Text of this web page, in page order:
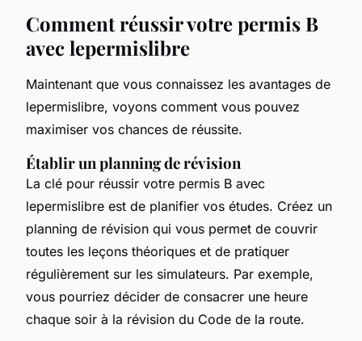
Comment réussir votre permis B
avec lepermislibre
Maintenant que vous connaissez les avantages de
lepermislibre, voyons comment vous pouvez
maximiser vos chances de réussite.
Établir un planning de révision
La clé pour réussir votre permis B avec
lepermislibre est de planifier vos études. Créez un
planning de révision qui vous permet de couvrir
toutes les leçons théoriques et de pratiquer
régulièrement sur les simulateurs. Par exemple,
vous pourriez décider de consacrer une heure
chaque soir à la révision du Code de la route.